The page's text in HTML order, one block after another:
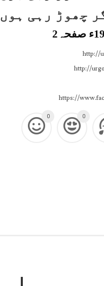
چھوڑ رہی ہوں
http://
http://
https://
0 0